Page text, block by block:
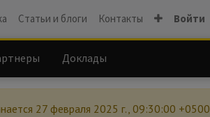
Статьи и блоги Контакты Войти
Доклады
27 февраля 2025 г., 09:30:00 +0500